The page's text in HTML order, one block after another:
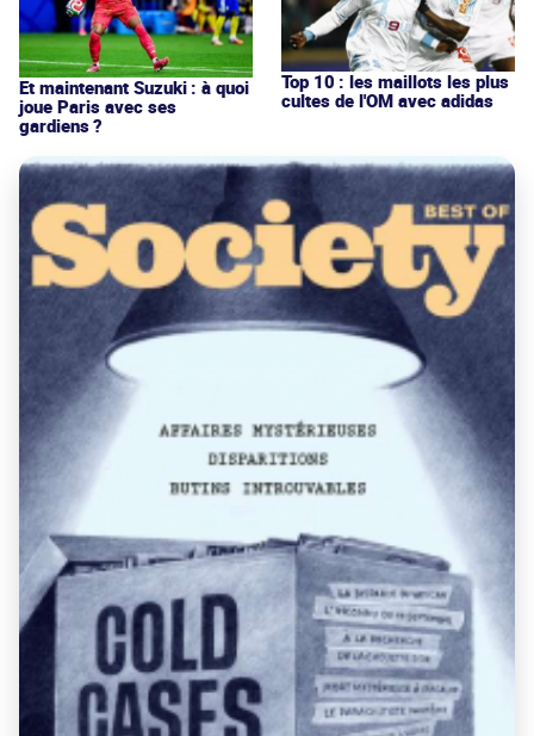
Et maintenant Suzuki : à quoi
joue Paris avec ses
gardiens ?
Top 10 : les maillots les plus
cultes de l'OM avec adidas